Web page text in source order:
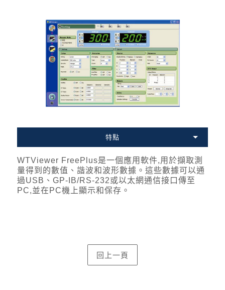
特點
WTViewer FreePlus是一個應用軟件,用於擷取測
量得到的數值、諧波和波形數據。這些數據可以通
過USB、GP-IB/RS-232或以太網通信接口傳至
PC,並在PC機上顯示和保存。